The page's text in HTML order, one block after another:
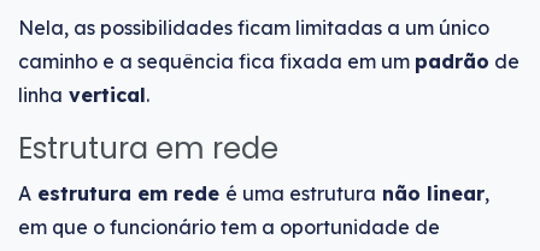
Nela, as possibilidades ficam limitadas a um único
caminho e a sequência fica fixada em um padrão de
linha vertical.
Estrutura em rede
A estrutura em rede é uma estrutura não linear,
em que o funcionário tem a oportunidade de